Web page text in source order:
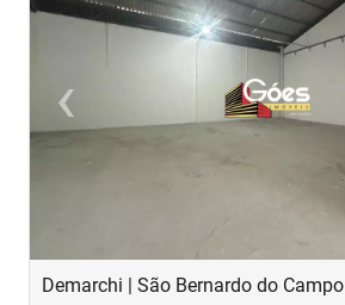
‹Previous
Demarchi | São Bernardo do Campo